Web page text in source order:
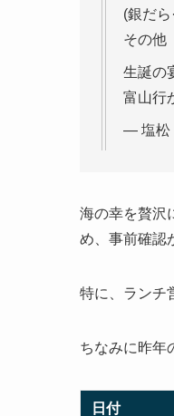
(銀だら
その他
生誕の
— 塩松
海の幸を贅沢
め、事前確認
特に、ランチ
ちなみに昨年
日付